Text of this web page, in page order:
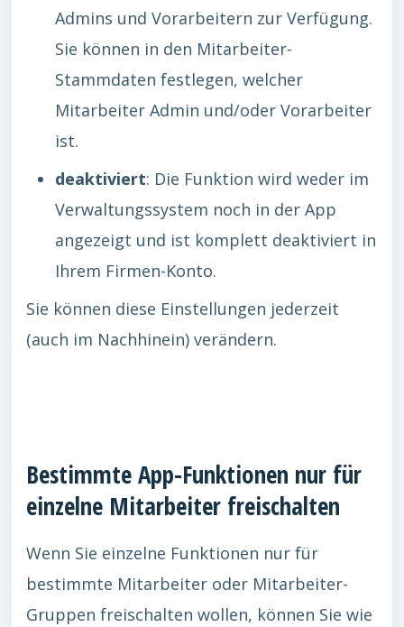
Admins und Vorarbeitern zur Verfügung.
Sie können in den Mitarbeiter-
Stammdaten festlegen, welcher
Mitarbeiter Admin und/oder Vorarbeiter
ist.
deaktiviert: Die Funktion wird weder im
Verwaltungssystem noch in der App
angezeigt und ist komplett deaktiviert in
Ihrem Firmen-Konto.
Sie können diese Einstellungen jederzeit
(auch im Nachhinein) verändern.
Bestimmte App-Funktionen nur für
einzelne Mitarbeiter freischalten
Wenn Sie einzelne Funktionen nur für
bestimmte Mitarbeiter oder Mitarbeiter-
Gruppen freischalten wollen, können Sie wie